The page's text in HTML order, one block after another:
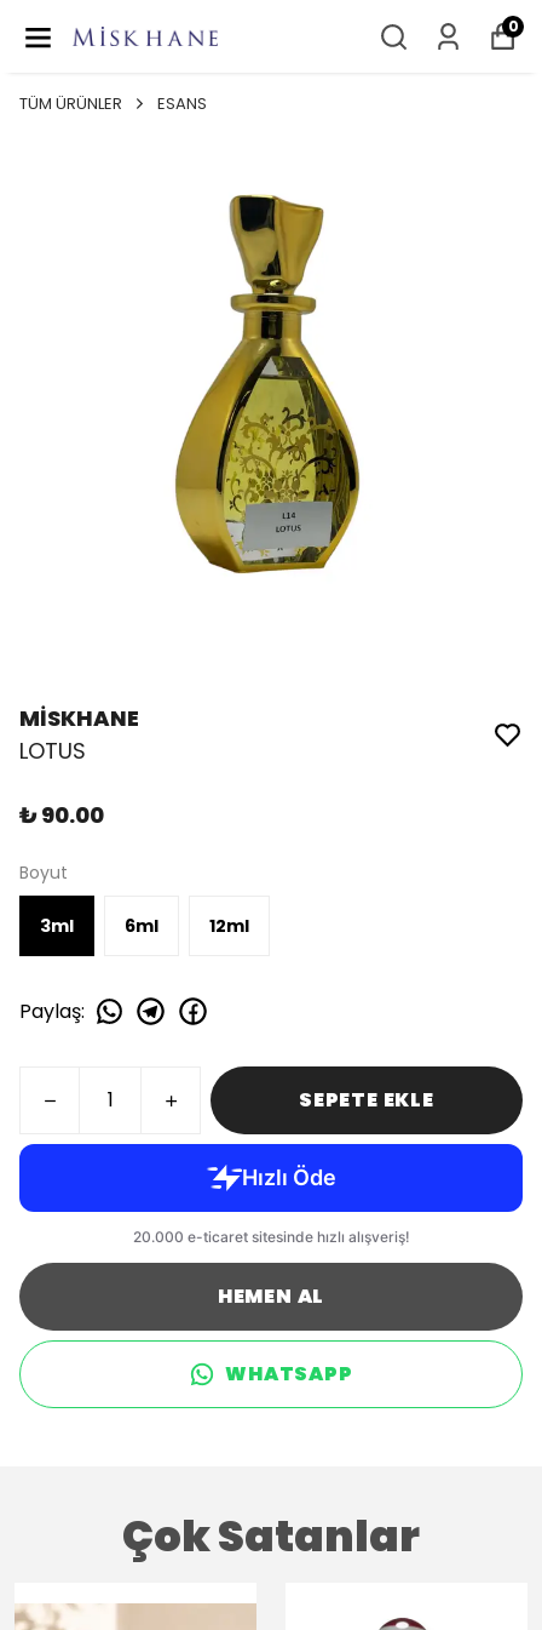
0
TÜM ÜRÜNLER ESANS
MİSKHANE
LOTUS
₺ 90.00
Boyut
3ml 6ml 12ml
Paylaş:
SEPETE EKLE
HEMEN AL
WHATSAPP
Çok Satanlar